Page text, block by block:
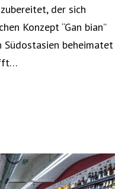
der sich
Konzept “Gan bian”
beheimatet